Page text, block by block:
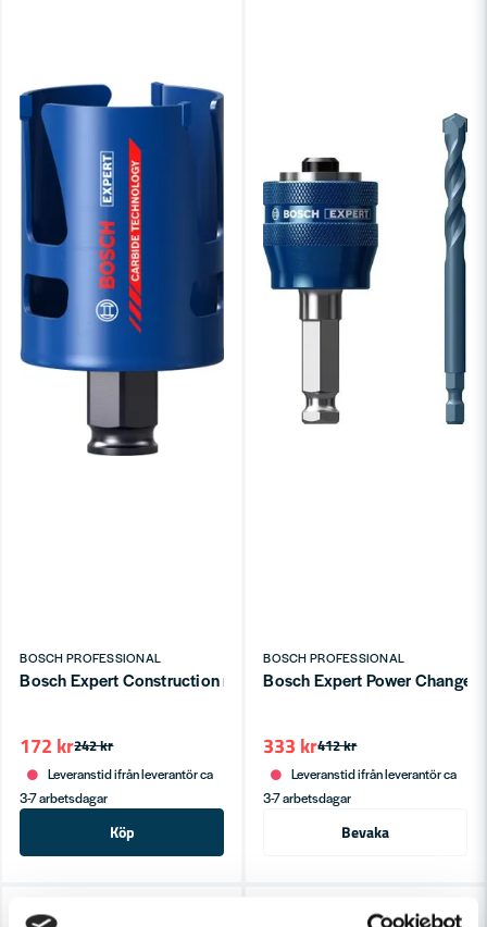
BOSCH PROFESSIONAL
Bosch Expert Construction material hålsåg
242 kr
172 kr
Leveranstid ifrån leverantör ca
3-7 arbetsdagar
Köp
BOSCH PROFESSIONAL
Bosch Expert Power Change
412 kr
333 kr
Leveranstid ifrån leverantör ca
3-7 arbetsdagar
Bevaka
-29%